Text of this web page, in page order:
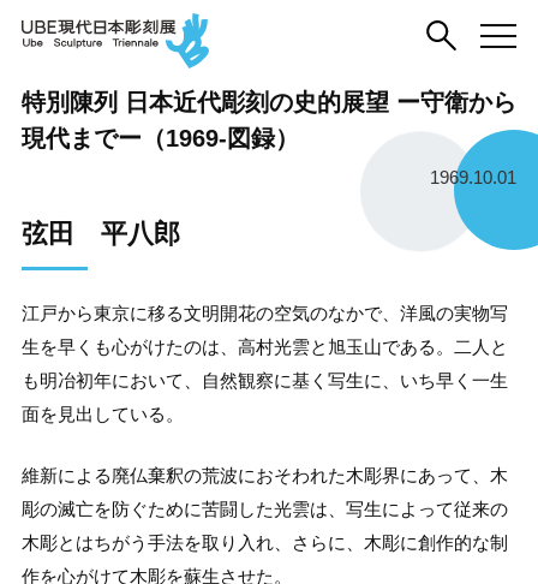
特別陳列 日本近代彫刻の史的展望 ー守衛から
現代までー（1969-図録）
1969.10.01
弦田 平八郎
江戸から東京に移る文明開花の空気のなかで、洋風の実物写
生を早くも心がけたのは、高村光雲と旭玉山である。二人と
も明冶初年において、自然観察に基く写生に、いち早く一生
面を見出している。
維新による廃仏棄釈の荒波におそわれた木彫界にあって、木
彫の滅亡を防ぐために苦闘した光雲は、写生によって従来の
木彫とはちがう手法を取り入れ、さらに、木彫に創作的な制
作を心がけて木彫を蘇生させた。